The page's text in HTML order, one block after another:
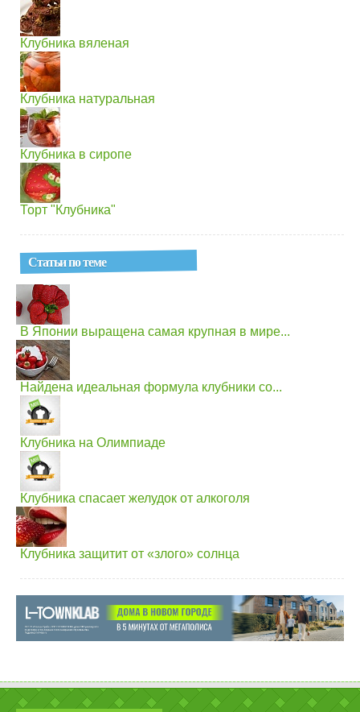
Клубника вяленая
Клубника натуральная
Клубника в сиропе
Торт "Клубника"
Статьи по теме
В Японии выращена самая крупная в мире...
Найдена идеальная формула клубники со...
Клубника на Олимпиаде
Клубника спасает желудок от алкоголя
Клубника защитит от «злого» солнца